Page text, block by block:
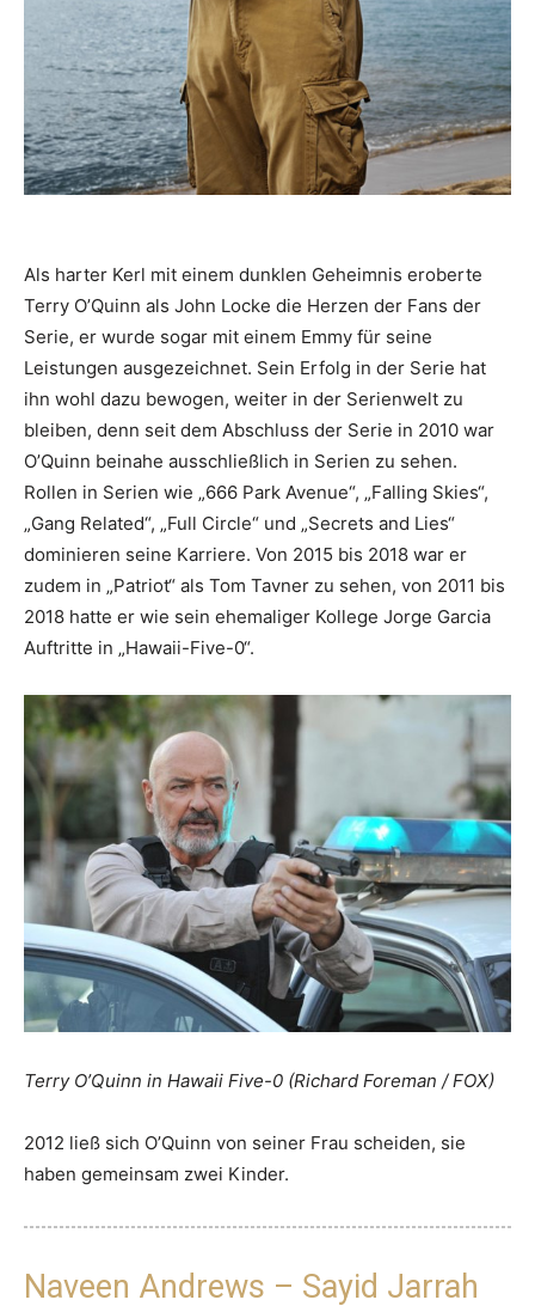
Als harter Kerl mit einem dunklen Geheimnis eroberte
Terry O’Quinn als John Locke die Herzen der Fans der
Serie, er wurde sogar mit einem Emmy für seine
Leistungen ausgezeichnet. Sein Erfolg in der Serie hat
ihn wohl dazu bewogen, weiter in der Serienwelt zu
bleiben, denn seit dem Abschluss der Serie in 2010 war
O’Quinn beinahe ausschließlich in Serien zu sehen.
Rollen in Serien wie „666 Park Avenue“, „Falling Skies“,
„Gang Related“, „Full Circle“ und „Secrets and Lies“
dominieren seine Karriere. Von 2015 bis 2018 war er
zudem in „Patriot“ als Tom Tavner zu sehen, von 2011 bis
2018 hatte er wie sein ehemaliger Kollege Jorge Garcia
Auftritte in „Hawaii-Five-0“.
Terry O’Quinn in Hawaii Five-0 (Richard Foreman / FOX)
2012 ließ sich O’Quinn von seiner Frau scheiden, sie
haben gemeinsam zwei Kinder.
Naveen Andrews – Sayid Jarrah